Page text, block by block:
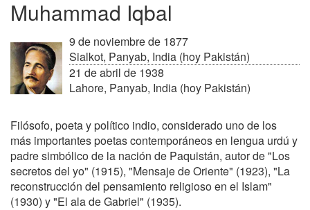
Muhammad Iqbal
9 de noviembre de 1877
Sialkot, Panyab, India (hoy Pakistán)
21 de abril de 1938
Lahore, Panyab, India (hoy Pakistán)
Filósofo, poeta y político indio, considerado uno de los
más importantes poetas contemporáneos en lengua urdú y
padre simbólico de la nación de Paquistán, autor de "Los
secretos del yo" (1915), "Mensaje de Oriente" (1923), "La
reconstrucción del pensamiento religioso en el Islam"
(1930) y "El ala de Gabriel" (1935).